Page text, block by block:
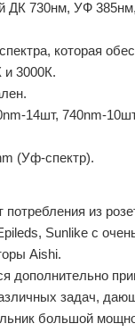
730нм, УФ
которая
и 3000К.
14шт, 740nm-
(Уф-спектр).
из
Sunlike с
Aishi.
задач,
большой